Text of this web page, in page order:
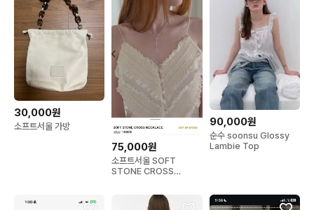
30,000원
소프트서울 가방
75,000원
소프트서울 SOFT
STONE CROSS
90,000원
순수 soonsu Glossy
Lambie Top